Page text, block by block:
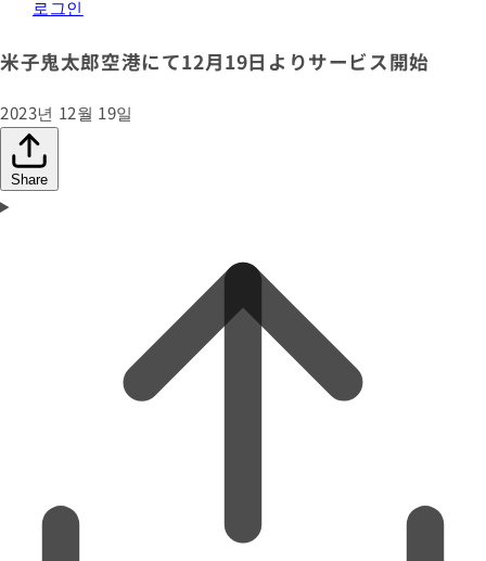
로그인
米子鬼太郎空港にて12月19日よりサービス開始
2023년 12월 19일
Share